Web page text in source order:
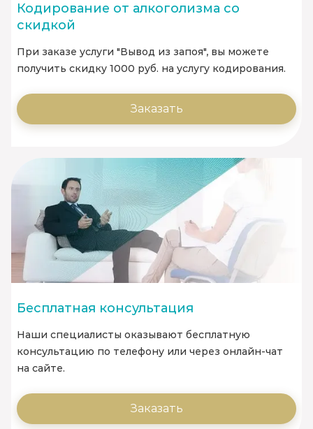
Кодирование от алкоголизма со
скидкой
При заказе услуги "Вывод из запоя", вы можете
получить скидку 1000 руб. на услугу кодирования.
Заказать
Бесплатная консультация
Наши специалисты оказывают бесплатную
консультацию по телефону или через онлайн-чат
на сайте.
Заказать